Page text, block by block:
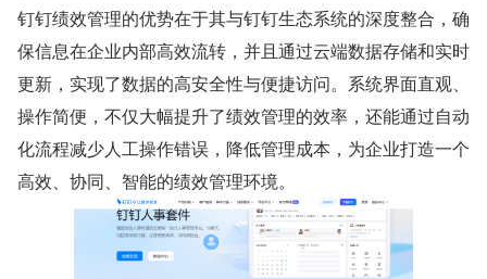
钉钉绩效管理的优势在于其与钉钉生态系统的深度整合，确
保信息在企业内部高效流转，并且通过云端数据存储和实时
更新，实现了数据的高安全性与便捷访问。系统界面直观、
操作简便，不仅大幅提升了绩效管理的效率，还能通过自动
化流程减少人工操作错误，降低管理成本，为企业打造一个
高效、协同、智能的绩效管理环境。